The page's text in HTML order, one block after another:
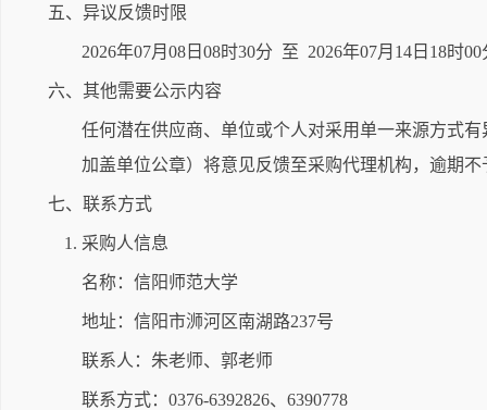
五、异议反馈时限
2026年07月08日08时30分 至 2026年07月14日18时00
六、其他需要公示内容
任何潜在供应商、单位或个人对采用单一来源方式
加盖单位公章）将意见反馈至采购代理机构，逾期不
七、联系方式
1. 采购人信息
名称：信阳师范大学
地址：信阳市浉河区南湖路237号
联系人：朱老师、郭老师
联系方式：0376-6392826、6390778